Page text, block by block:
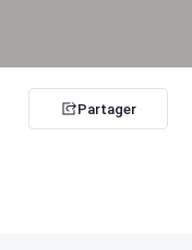
Partager